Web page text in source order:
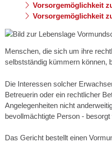
Vorsorgemöglichkeit
Vorsorgemöglichkeit
Menschen, die sich um ihre
selbstständig kümmern können,
Die Interessen solcher
Betreuerin oder ein rechtlicher
Angelegenheiten nicht
bevollmächtigte Person -
Das Gericht bestellt einen